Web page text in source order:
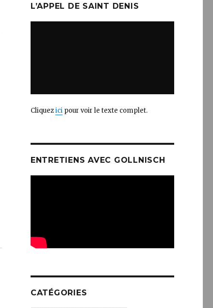
L’APPEL DE SAINT DENIS
Cliquezicipour voir le texte complet.
ENTRETIENS AVEC GOLLNISCH
CATÉGORIES